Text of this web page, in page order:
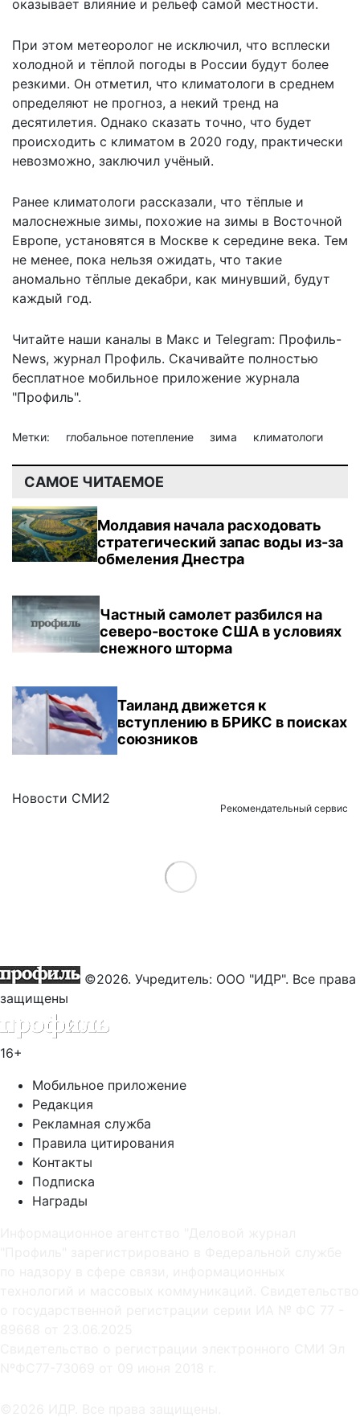
оказывает влияние и рельеф самой местности.
При этом метеоролог не исключил, что всплески
холодной и тёплой погоды в России будут более
резкими. Он отметил, что климатологи в среднем
определяют не прогноз, а некий тренд на
десятилетия. Однако сказать точно, что будет
происходить с климатом в 2020 году, практически
невозможно, заключил учёный.
Ранее климатологи рассказали, что тёплые и
малоснежные зимы, похожие на зимы в Восточной
Европе, установятся в Москве к середине века. Тем
не менее, пока нельзя ожидать, что такие
аномально тёплые декабри, как минувший, будут
каждый год.
Читайте наши каналы в Макс и Telegram: Профиль-
News, журнал Профиль. Скачивайте полностью
бесплатное мобильное приложение журнала
"Профиль".
Метки: глобальное потепление зима климатологи
САМОЕ ЧИТАЕМОЕ
Молдавия начала расходовать
стратегический запас воды из-за
обмеления Днестра
Частный самолет разбился на
северо-востоке США в условиях
снежного шторма
Таиланд движется к
вступлению в БРИКС в поисках
союзников
Новости СМИ2
Рекомендательный сервис
Load More
©2026. Учредитель: ООО "ИДР". Все права
защищены
16+
Мобильное приложение
Редакция
Рекламная служба
Правила цитирования
Контакты
Подписка
Награды